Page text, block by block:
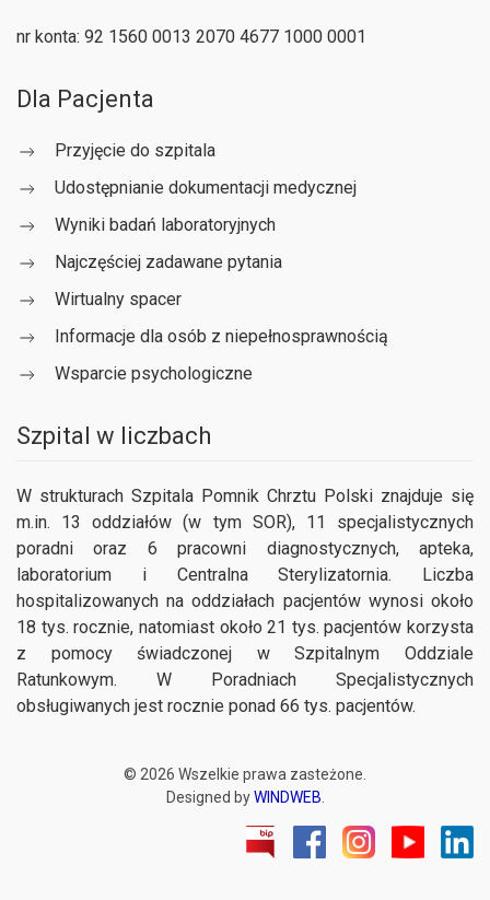
nr konta: 92 1560 0013 2070 4677 1000 0001
Dla Pacjenta
Przyjęcie do szpitala
Udostępnianie dokumentacji medycznej
Wyniki badań laboratoryjnych
Najczęściej zadawane pytania
Wirtualny spacer
Informacje dla osób z niepełnosprawnością
Wsparcie psychologiczne
Szpital w liczbach
W strukturach Szpitala Pomnik Chrztu Polski znajduje się
m.in. 13 oddziałów (w tym SOR), 11 specjalistycznych
poradni oraz 6 pracowni diagnostycznych, apteka,
laboratorium i Centralna Sterylizatornia. Liczba
hospitalizowanych na oddziałach pacjentów wynosi około
18 tys. rocznie, natomiast około 21 tys. pacjentów korzysta
z pomocy świadczonej w Szpitalnym Oddziale
Ratunkowym. W Poradniach Specjalistycznych
obsługiwanych jest rocznie ponad 66 tys. pacjentów.
© 2026 Wszelkie prawa zasteżone.
Designed byWINDWEB.